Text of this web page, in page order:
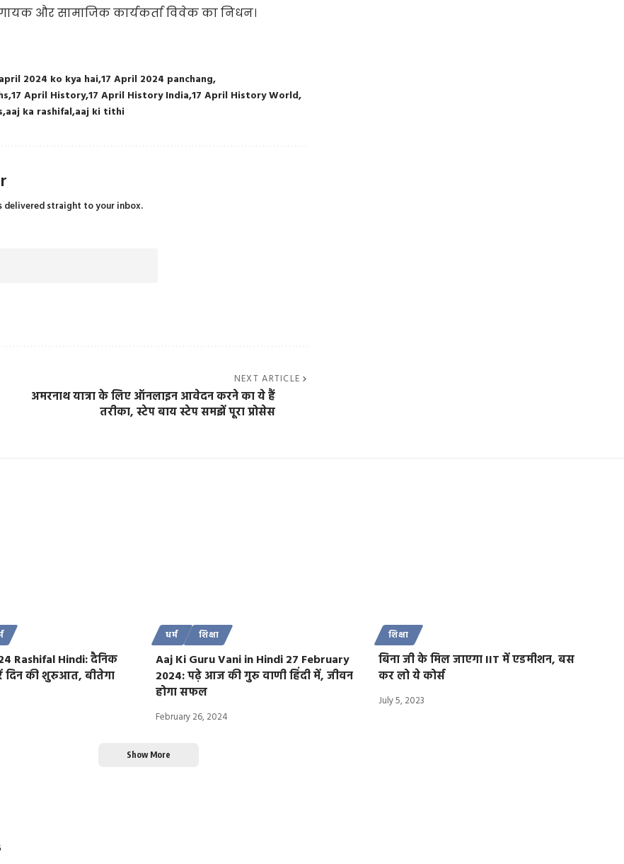
और सामाजिक कार्यकर्ता विवेक का निधन।
2024 ko kya hai17 April 2024 panchang
17 April History17 April History India17 April History World
aaj ka rashifal aaj ki tithi
delivered straight to your inbox.
NEXT ARTICLE
अमरनाथ यात्रा के लिए ऑनलाइन आवेदन करने का ये हैं
तरीका, स्टेप बाय स्टेप समझें पूरा प्रोसेस
Rashifal Hindi: दैनिक
दिन की शुरुआत, बीतेगा
धर्म शिक्षा
Aaj Ki Guru Vani in Hindi 27 February
2024: पढ़े आज की गुरु वाणी हिंदी में, जीवन
होगा सफल
February 26, 2024
शिक्षा
बिना जी के मिल जाएगा IIT में एडमीशन, बस
कर लो ये कोर्स
July 5, 2023
Show More